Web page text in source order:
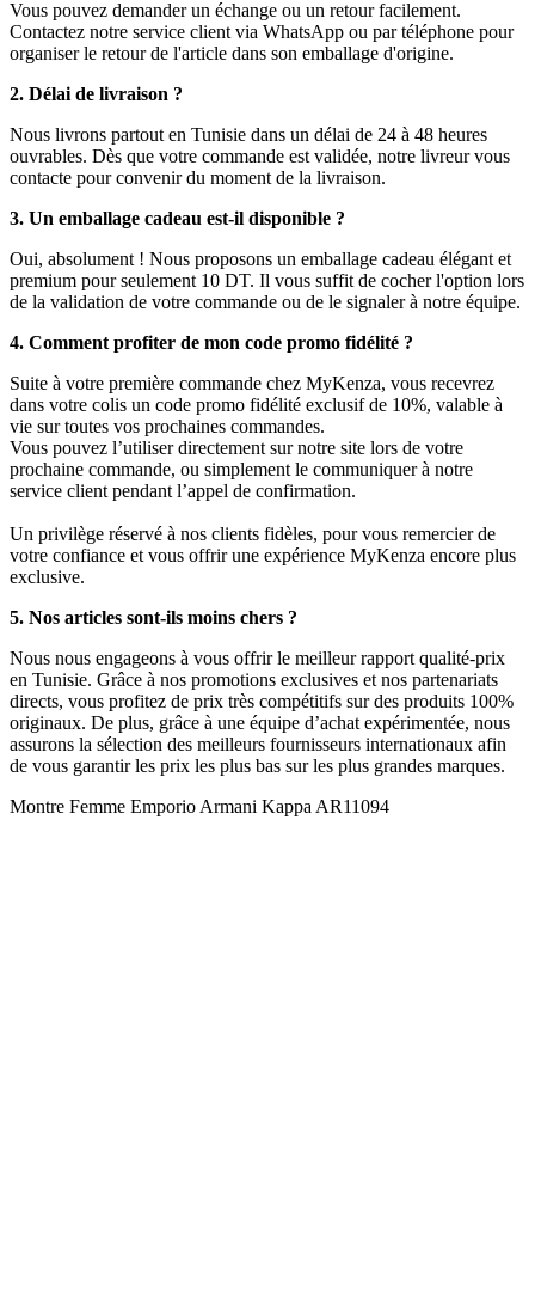
Vous pouvez demander un échange ou un retour facilement.
Contactez notre service client via WhatsApp ou par téléphone pour
organiser le retour de l'article dans son emballage d'origine.
2. Délai de livraison ?
Nous livrons partout en Tunisie dans un délai de 24 à 48 heures
ouvrables. Dès que votre commande est validée, notre livreur vous
contacte pour convenir du moment de la livraison.
3. Un emballage cadeau est-il disponible ?
Oui, absolument ! Nous proposons un emballage cadeau élégant et
premium pour seulement 10 DT. Il vous suffit de cocher l'option lors
de la validation de votre commande ou de le signaler à notre équipe.
4. Comment profiter de mon code promo fidélité ?
Suite à votre première commande chez MyKenza, vous recevrez
dans votre colis un code promo fidélité exclusif de 10%, valable à
vie sur toutes vos prochaines commandes.
Vous pouvez l’utiliser directement sur notre site lors de votre
prochaine commande, ou simplement le communiquer à notre
service client pendant l’appel de confirmation.
Un privilège réservé à nos clients fidèles, pour vous remercier de
votre confiance et vous offrir une expérience MyKenza encore plus
exclusive.
5. Nos articles sont-ils moins chers ?
Nous nous engageons à vous offrir le meilleur rapport qualité-prix
en Tunisie. Grâce à nos promotions exclusives et nos partenariats
directs, vous profitez de prix très compétitifs sur des produits 100%
originaux. De plus, grâce à une équipe d’achat expérimentée, nous
assurons la sélection des meilleurs fournisseurs internationaux afin
de vous garantir les prix les plus bas sur les plus grandes marques.
Montre Femme Emporio Armani Kappa AR11094